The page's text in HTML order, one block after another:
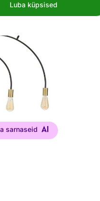
Luba küpsised
sarnaseid